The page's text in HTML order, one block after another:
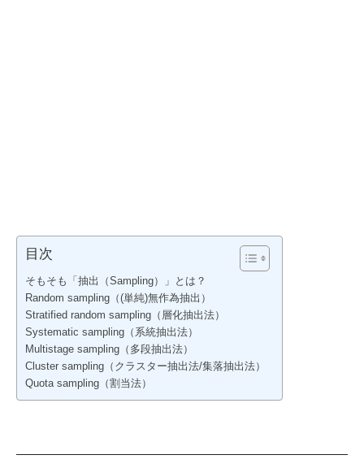
目次
そもそも「抽出（Sampling）」とは？
Random sampling（(単純)無作為抽出）
Stratified random sampling（層化抽出法）
Systematic sampling（系統抽出法）
Multistage sampling（多段抽出法）
Cluster sampling（クラスター抽出法/集落抽出法）
Quota sampling（割当法）